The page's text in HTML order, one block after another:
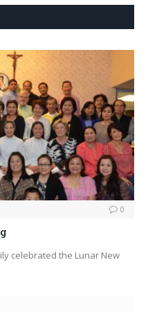
0
celebrated the Lunar New